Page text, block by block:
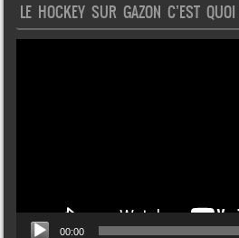
LE HOCKEY SUR GAZON C’EST
00:00